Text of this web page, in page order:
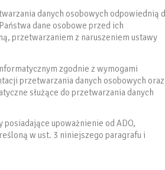
danych osobowych odpowiednią
dane osobowe przed ich
przetwarzaniem z naruszeniem ustawy
zgodnie z wymogami
przetwarzania danych osobowych oraz
służące do przetwarzania danych
upoważnienie od ADO,
w ust. 3 niniejszego paragrafu i